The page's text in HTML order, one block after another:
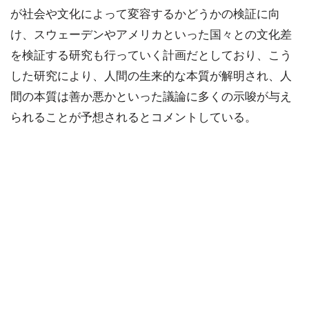
が社会や文化によって変容するかどうかの検証に向
け、スウェーデンやアメリカといった国々との文化差
を検証する研究も行っていく計画だとしており、こう
した研究により、人間の生来的な本質が解明され、人
間の本質は善か悪かといった議論に多くの示唆が与え
られることが予想されるとコメントしている。